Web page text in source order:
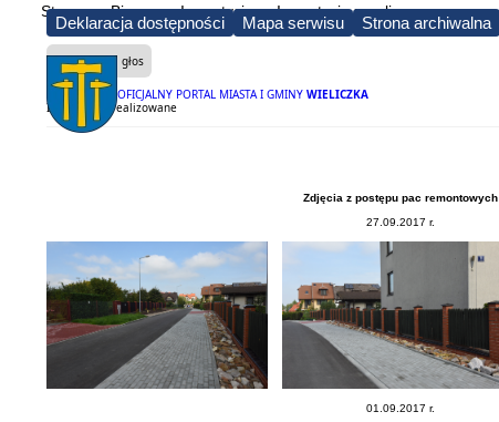
Deklaracja dostępności Mapa serwisu Strona archiwalna
OFICJALNY PORTAL MIASTA I GMINY WIELICZKA
Strona Biznes Inwestycje Inwestycje zrealizowane
Czytaj na głos
Inwestycje zrealizowane
Zdjęcia z postępu pac remontowych
27.09.2017 r.
01.09.2017 r.